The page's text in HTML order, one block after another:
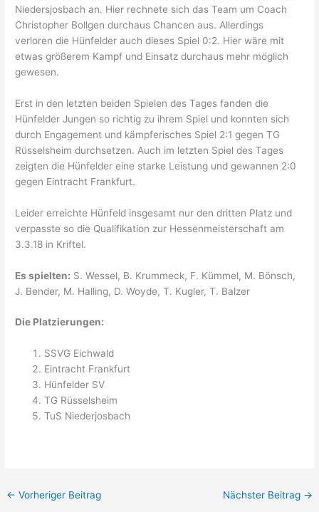
Niedersjosbach an. Hier rechnete sich das Team um Coach
Christopher Bollgen durchaus Chancen aus. Allerdings
verloren die Hünfelder auch dieses Spiel 0:2. Hier wäre mit
etwas größerem Kampf und Einsatz durchaus mehr möglich
gewesen.
Erst in den letzten beiden Spielen des Tages fanden die
Hünfelder Jungen so richtig zu ihrem Spiel und konnten sich
durch Engagement und kämpferisches Spiel 2:1 gegen TG
Rüsselsheim durchsetzen. Auch im letzten Spiel des Tages
zeigten die Hünfelder eine starke Leistung und gewannen 2:0
gegen Eintracht Frankfurt.
Leider erreichte Hünfeld insgesamt nur den dritten Platz und
verpasste so die Qualifikation zur Hessenmeisterschaft am
3.3.18 in Kriftel.
Es spielten: S. Wessel, B. Krummeck, F. Kümmel, M. Bönsch,
J. Bender, M. Halling, D. Woyde, T. Kugler, T. Balzer
Die Platzierungen:
SSVG Eichwald
Eintracht Frankfurt
Hünfelder SV
TG Rüsselsheim
TuS Niederjosbach
← Vorheriger Beitrag Nächster Beitrag →